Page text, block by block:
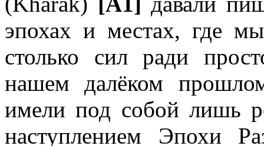
эпохах и местах, где
столько сил ради
нашем далёком
имели под собой лишь
наступлением Эпохи